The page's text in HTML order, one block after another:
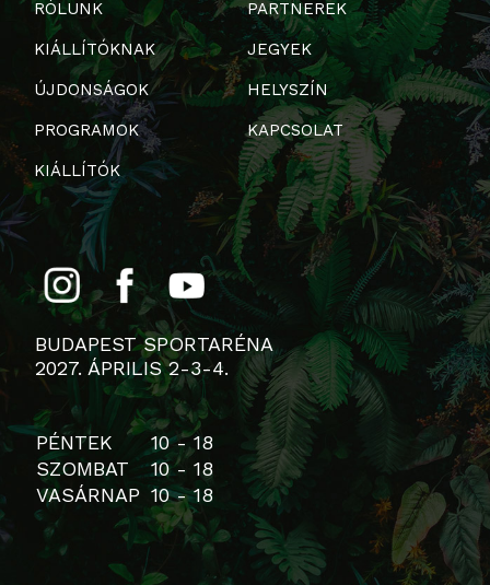
RÓLUNK
KIÁLLÍTÓKNAK
ÚJDONSÁGOK
PROGRAMOK
KIÁLLÍTÓK
PARTNEREK
JEGYEK
HELYSZÍN
KAPCSOLAT
BUDAPEST SPORTARÉNA
2027. ÁPRILIS 2-3-4.
PÉNTEK
10 - 18
SZOMBAT
10 - 18
VASÁRNAP 10 - 18